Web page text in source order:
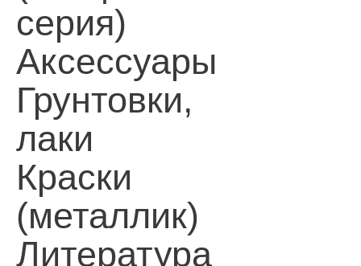
серия)
Аксессуары
Грунтовки,
лаки
Краски
(металлик)
Литература